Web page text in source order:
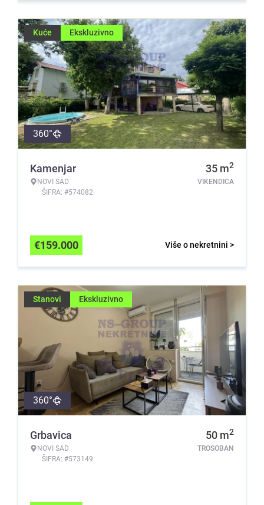
Kuće Ekskluzivno
360°
Kamenjar
NOVI SAD
ŠIFRA: #574082
35 m2
VIKENDICA
Više o nekretnini >
€159.000
Stanovi Ekskluzivno
360°
Grbavica
NOVI SAD
ŠIFRA: #573149
50 m2
TROSOBAN